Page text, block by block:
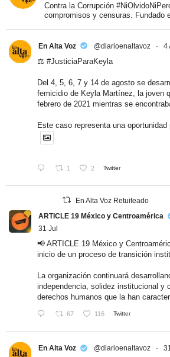
Contra la Corrupción
compromisos y censuras. Fundado
En Alta Voz @diarioenaltavoz · 4
⚖️ #JusticiaParaKeyla
Del 4, 5, 6, 7 y 14 de agosto se
femicidio de Keyla Martínez, la joven
febrero de 2021 mientras se
Este caso representa una
1 2 Twitter
En Alta Voz Retuiteado
ARTICLE 19 México y Centroamérica
31 Jul
📢 ARTICLE 19 México y
inicio de un proceso de transición
La organización continuará
independencia, solidez institucional y
derechos humanos que la han
67 116 Twitter
En Alta Voz @diarioenaltavoz ·